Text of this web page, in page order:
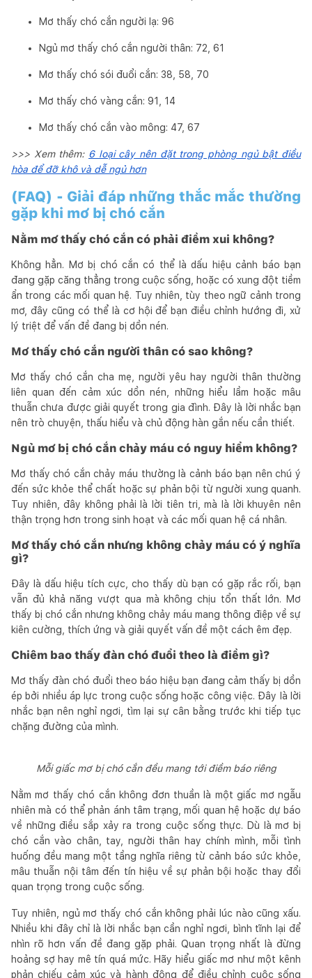
Mơ thấy chó cắn người lạ: 96
Ngủ mơ thấy chó cắn người thân: 72, 61
Mơ thấy chó sói đuổi cắn: 38, 58, 70
Mơ thấy chó vàng cắn: 91, 14
Mơ thấy chó cắn vào mông: 47, 67
>>> Xem thêm: 6 loại cây nên đặt trong phòng ngủ bật điều
hòa để đỡ khô và dễ ngủ hơn
(FAQ) - Giải đáp những thắc mắc thường
gặp khi mơ bị chó cắn
Nằm mơ thấy chó cắn có phải điềm xui không?
Không hẳn. Mơ bị chó cắn có thể là dấu hiệu cảnh báo bạn
đang gặp căng thẳng trong cuộc sống, hoặc có xung đột tiềm
ẩn trong các mối quan hệ. Tuy nhiên, tùy theo ngữ cảnh trong
mơ, đây cũng có thể là cơ hội để bạn điều chỉnh hướng đi, xử
lý triệt để vấn đề đang bị dồn nén.
Mơ thấy chó cắn người thân có sao không?
Mơ thấy chó cắn cha mẹ, người yêu hay người thân thường
liên quan đến cảm xúc dồn nén, những hiểu lầm hoặc mâu
thuẫn chưa được giải quyết trong gia đình. Đây là lời nhắc bạn
nên trò chuyện, thấu hiểu và chủ động hàn gắn nếu cần thiết.
Ngủ mơ bị chó cắn chảy máu có nguy hiểm không?
Mơ thấy chó cắn chảy máu thường là cảnh báo bạn nên chú ý
đến sức khỏe thể chất hoặc sự phản bội từ người xung quanh.
Tuy nhiên, đây không phải là lời tiên tri, mà là lời khuyên nên
thận trọng hơn trong sinh hoạt và các mối quan hệ cá nhân.
Mơ thấy chó cắn nhưng không chảy máu có ý nghĩa
gì?
Đây là dấu hiệu tích cực, cho thấy dù bạn có gặp rắc rối, bạn
vẫn đủ khả năng vượt qua mà không chịu tổn thất lớn. Mơ
thấy bị chó cắn nhưng không chảy máu mang thông điệp về sự
kiên cường, thích ứng và giải quyết vấn đề một cách êm đẹp.
Chiêm bao thấy đàn chó đuổi theo là điềm gì?
Mơ thấy đàn chó đuổi theo báo hiệu bạn đang cảm thấy bị dồn
ép bởi nhiều áp lực trong cuộc sống hoặc công việc. Đây là lời
nhắc bạn nên nghỉ ngơi, tìm lại sự cân bằng trước khi tiếp tục
chặng đường của mình.
Mỗi giấc mơ bị chó cắn đều mang tới điềm báo riêng
Nằm mơ thấy chó cắn không đơn thuần là một giấc mơ ngẫu
nhiên mà có thể phản ánh tâm trạng, mối quan hệ hoặc dự báo
về những điều sắp xảy ra trong cuộc sống thực. Dù là mơ bị
chó cắn vào chân, tay, người thân hay chính mình, mỗi tình
huống đều mang một tầng nghĩa riêng từ cảnh báo sức khỏe,
mâu thuẫn nội tâm đến tín hiệu về sự phản bội hoặc thay đổi
quan trọng trong cuộc sống.
Tuy nhiên, ngủ mơ thấy chó cắn không phải lúc nào cũng xấu.
Nhiều khi đây chỉ là lời nhắc bạn cần nghỉ ngơi, bình tĩnh lại để
nhìn rõ hơn vấn đề đang gặp phải. Quan trọng nhất là đừng
hoảng sợ hay mê tín quá mức. Hãy hiểu giấc mơ như một kênh
phản chiếu cảm xúc và hành động để điều chỉnh cuộc sống